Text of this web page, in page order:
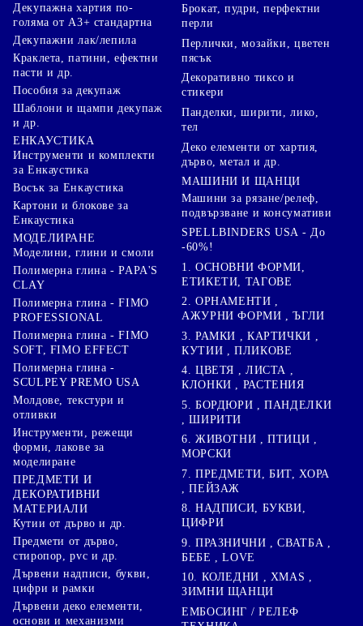
Декупажна хартия по-
голяма от А3+ стандартна
Декупажни лак/лепила
Краклета, патини, ефектни
пасти и др.
Пособия за декупаж
Шаблони и щампи декупаж
и др.
ЕНКАУСТИКА
Инструменти и комплекти
за Енкаустика
Восък за Енкаустика
Картони и блокове за
Енкаустика
МОДЕЛИРАНЕ
Моделини, глини и смоли
Полимерна глина - PAPA'S
CLAY
Полимерна глина - FIMO
PROFESSIONAL
Полимерна глина - FIMO
SOFT, FIMO EFFECT
Полимерна глина -
SCULPEY PREMO USA
Молдове, текстури и
отливки
Инструменти, режещи
форми, лакове за
моделиране
ПРЕДМЕТИ И
ДЕКОРАТИВНИ
МАТЕРИАЛИ
Кутии от дърво и др.
Предмети от дърво,
стиропор, pvc и др.
Дървени надписи, букви,
цифри и рамки
Дървени деко елементи,
основи и механизми
Брокат, пудри, перфектни
перли
Перлички, мозайки, цветен
пясък
Декоративно тиксо и
стикери
Панделки, ширити, лико,
тел
Деко елементи от хартия,
дърво, метал и др.
МАШИНИ И ЩАНЦИ
Машини за рязане/релеф,
подвързване и консумативи
SPELLBINDERS USA - До
-60%!
1. ОСНОВНИ ФОРМИ,
ЕТИКЕТИ, ТАГОВЕ
2. ОРНАМЕНТИ ,
АЖУРНИ ФОРМИ , ЪГЛИ
3. РАМКИ , КАРТИЧКИ ,
КУТИИ , ПЛИКОВЕ
4. ЦВЕТЯ , ЛИСТА ,
КЛОНКИ , РАСТЕНИЯ
5. БОРДЮРИ , ПАНДЕЛКИ
, ШИРИТИ
6. ЖИВОТНИ , ПТИЦИ ,
МОРСКИ
7. ПРЕДМЕТИ, БИТ, ХОРА
, ПЕЙЗАЖ
8. НАДПИСИ, БУКВИ,
ЦИФРИ
9. ПРАЗНИЧНИ , СВАТБА ,
БЕБЕ , LOVE
10. КОЛЕДНИ , XMAS ,
ЗИМНИ ЩАНЦИ
ЕМБОСИНГ / РЕЛЕФ